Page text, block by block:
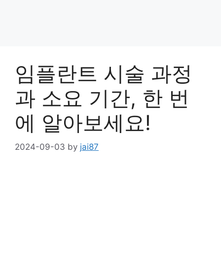
임플란트 시술 과정
과 소요 기간, 한 번
에 알아보세요!
2024-09-03 by jai87